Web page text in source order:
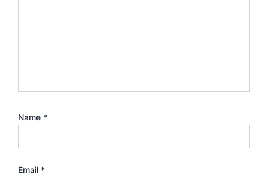
Name *
Email *